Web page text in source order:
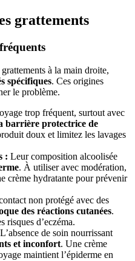
grattements
à la main droite,
spécifiques. Ces origines
le problème.
trop fréquent, surtout avec
barrière protectrice de
doux et limitez les lavages
: Leur composition alcoolisée
. À utiliser avec modération,
crème hydratante pour prévenir
non protégé avec des
des réactions cutanées.
risques d’eczéma.
L’absence de soin nourrissant
et inconfort. Une crème
maintient l’épiderme en